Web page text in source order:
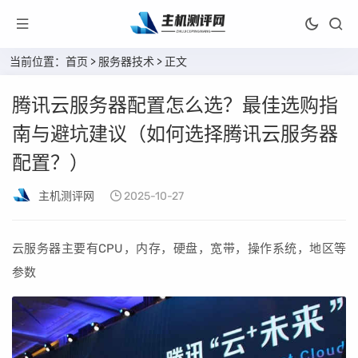
当前位置： 首页 > 服务器技术 > 正文
腾讯云服务器配置怎么选？最佳选购指
南与避坑建议（如何选择腾讯云服务器
配置？）
主机测评网 2025-10-27
云服务器主要有CPU，内存，硬盘，宽带，操作系统，地区等
参数